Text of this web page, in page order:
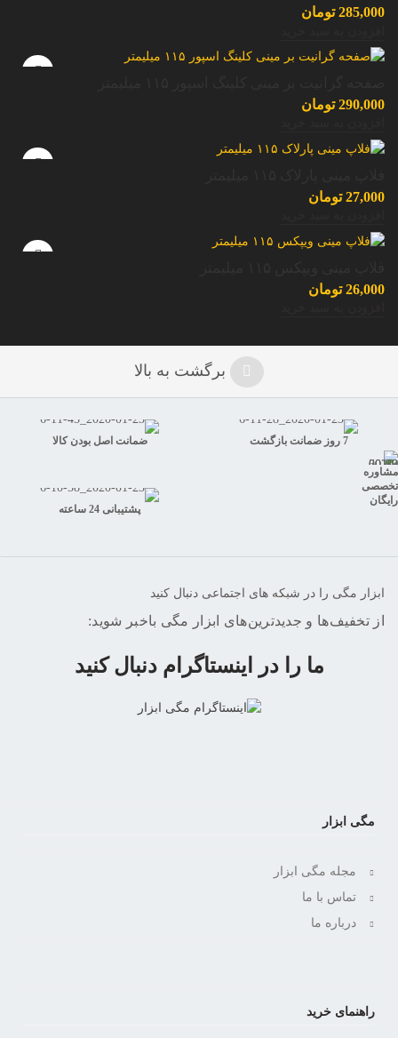
285,000 تومان
290,000 تومان
27,000 تومان
26,000 تومان
برگشت به بالا
ضمانت اصل بودن کالا 7 روز ضمانت بازگشت
پشتیبانی 24 ساعته
مشاوره
تخصصی
رایگان
ابزار مگی را در شبکه های اجتماعی دنبال کنید
از تخفیف‌ها و جدیدترین‌های ابزار مگی باخبر شوید:
ما را در اینستاگرام دنبال کنید
مگی ابزار
مجله مگی ابزار
تماس با ما
درباره ما
راهنمای خرید